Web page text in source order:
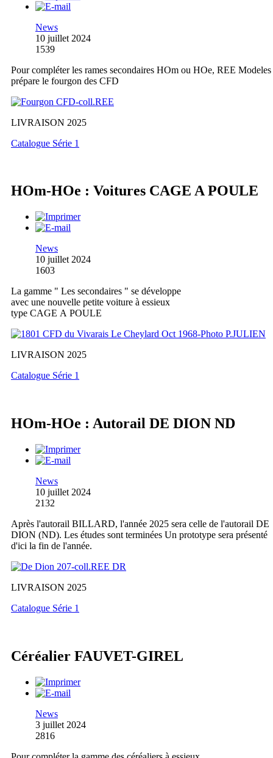
News
10 juillet 2024
1539
Pour compléter les rames secondaires HOm ou HOe, REE Modeles
prépare le fourgon des CFD
LIVRAISON 2025
Catalogue Série 1
HOm-HOe : Voitures CAGE A POULE
News
10 juillet 2024
1603
La gamme " Les secondaires " se développe
avec une nouvelle petite voiture à essieux
type CAGE A POULE
LIVRAISON 2025
Catalogue Série 1
HOm-HOe : Autorail DE DION ND
News
10 juillet 2024
2132
Après l'autorail BILLARD, l'année 2025 sera celle de l'autorail DE
DION (ND). Les études sont terminées Un prototype sera présenté
d'ici la fin de l'année.
LIVRAISON 2025
Catalogue Série 1
Céréalier FAUVET-GIREL
News
3 juillet 2024
2816